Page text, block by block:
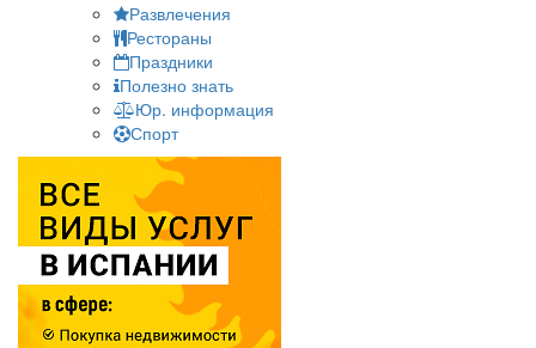
Развлечения
Рестораны
Праздники
Полезно знать
Юр. информация
Спорт